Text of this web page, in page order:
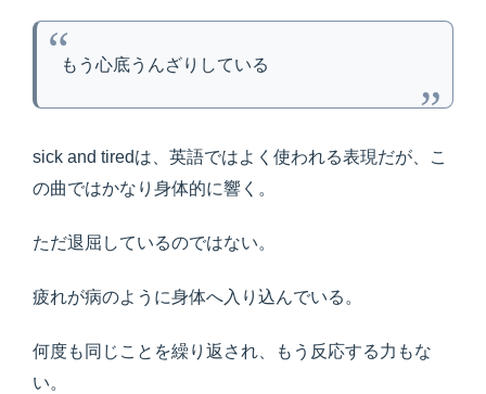
もう心底うんざりしている
sick and tiredは、英語ではよく使われる表現だが、こ
の曲ではかなり身体的に響く。
ただ退屈しているのではない。
疲れが病のように身体へ入り込んでいる。
何度も同じことを繰り返され、もう反応する力もな
い。